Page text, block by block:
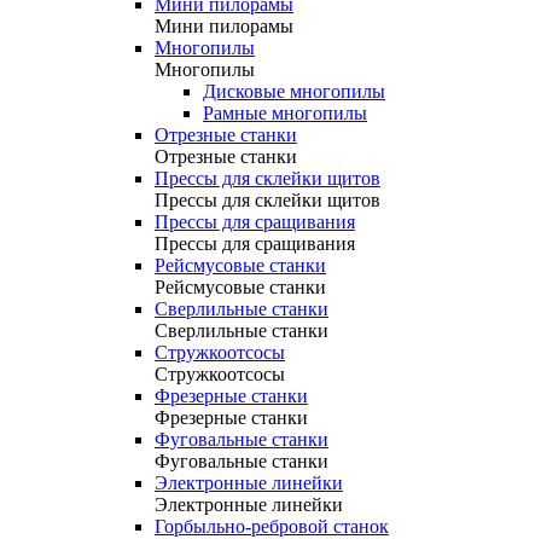
Мини пилорамы
Мини пилорамы
Многопилы
Многопилы
Дисковые многопилы
Рамные многопилы
Отрезные станки
Отрезные станки
Прессы для склейки щитов
Прессы для склейки щитов
Прессы для сращивания
Прессы для сращивания
Рейсмусовые станки
Рейсмусовые станки
Сверлильные станки
Сверлильные станки
Стружкоотсосы
Стружкоотсосы
Фрезерные станки
Фрезерные станки
Фуговальные станки
Фуговальные станки
Электронные линейки
Электронные линейки
Горбыльно-ребровой станок